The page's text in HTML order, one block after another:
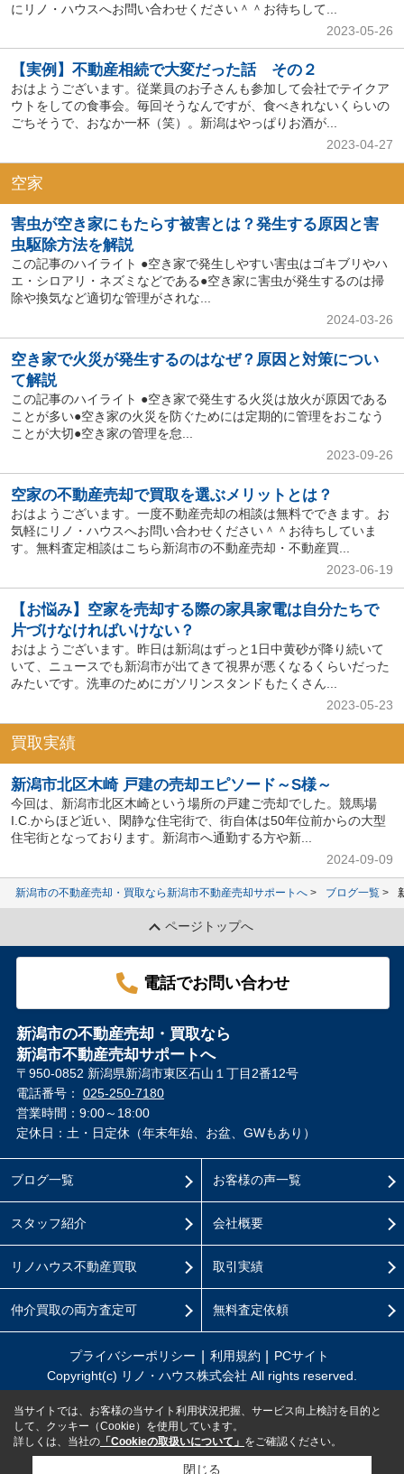
にリノ・ハウスへお問い合わせください＾＾お待ちして...
2023-05-26
【実例】不動産相続で大変だった話 その２
おはようございます。従業員のお子さんも参加して会社でテイクア
ウトをしての食事会。毎回そうなんですが、食べきれないくらいの
ごちそうで、おなか一杯（笑）。新潟はやっぱりお酒が...
2023-04-27
空家
害虫が空き家にもたらす被害とは？発生する原因と害
虫駆除方法を解説
この記事のハイライト ●空き家で発生しやすい害虫はゴキブリやハ
エ・シロアリ・ネズミなどである●空き家に害虫が発生するのは掃
除や換気など適切な管理がされな...
2024-03-26
空き家で火災が発生するのはなぜ？原因と対策につい
て解説
この記事のハイライト ●空き家で発生する火災は放火が原因である
ことが多い●空き家の火災を防ぐためには定期的に管理をおこなう
ことが大切●空き家の管理を怠...
2023-09-26
空家の不動産売却で買取を選ぶメリットとは？
おはようございます。一度不動産売却の相談は無料でできます。お
気軽にリノ・ハウスへお問い合わせください＾＾お待ちしていま
す。無料査定相談はこちら新潟市の不動産売却・不動産買...
2023-06-19
【お悩み】空家を売却する際の家具家電は自分たちで
片づけなければいけない？
おはようございます。昨日は新潟はずっと1日中黄砂が降り続いて
いて、ニュースでも新潟市が出てきて視界が悪くなるくらいだった
みたいです。洗車のためにガソリンスタンドもたくさん...
2023-05-23
買取実績
新潟市北区木崎 戸建の売却エピソード～S様～
今回は、新潟市北区木崎という場所の戸建ご売却でした。競馬場
I.C.からほど近い、閑静な住宅街で、街自体は50年位前からの大型
住宅街となっております。新潟市へ通勤する方や新...
2024-09-09
新潟市の不動産売却・買取なら新潟市不動産売却サポートへ ブログ一覧
ページトップへ
電話でお問い合わせ
新潟市の不動産売却・買取なら
新潟市不動産売却サポートへ
〒950-0852 新潟県新潟市東区石山１丁目2番12号
電話番号： 025-250-7180
営業時間：9:00～18:00
定休日：土・日定休（年末年始、お盆、GWもあり）
ブログ一覧
スタッフ紹介
リノハウス不動産買取
仲介買取の両方査定可
お客様の声一覧
会社概要
取引実績
無料査定依頼
プライバシーポリシー 利用規約
PCサイト
Copyright(c) リノ・ハウス株式会社 All rights reserved.
当サイトでは、お客様の当サイト利用状況把握、サービス向上検討を目的と
して、クッキー（Cookie）を使用しています。
詳しくは、当社の 「Cookieの取扱いについて」 をご確認ください。
閉じる